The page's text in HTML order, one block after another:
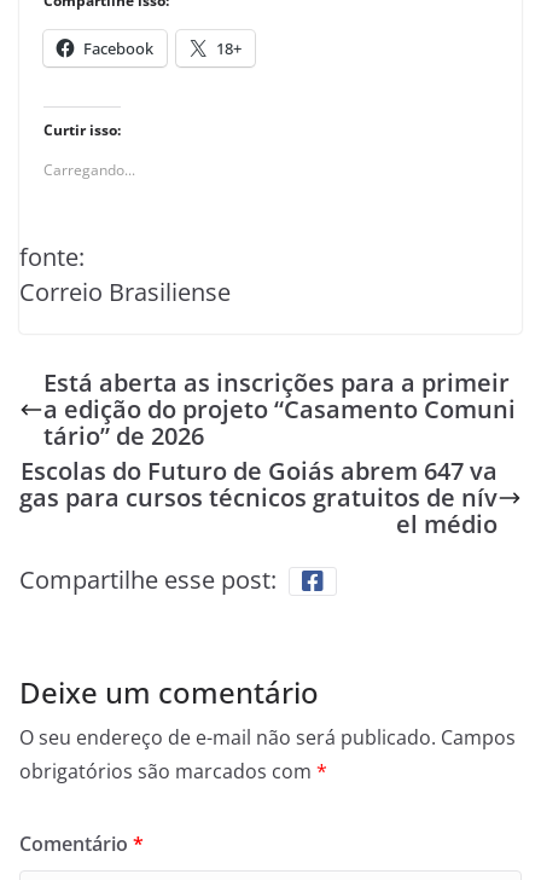
Facebook 18+
Curtir isso:
Carregando...
fonte:
Correio Brasiliense
Está aberta as inscrições para a primeir
a edição do projeto “Casamento Comuni
tário” de 2026
Escolas do Futuro de Goiás abrem 647 va
gas para cursos técnicos gratuitos de nív
el médio
Compartilhe esse post:
Deixe um comentário
O seu endereço de e-mail não será publicado. Campos
obrigatórios são marcados com *
Comentário *